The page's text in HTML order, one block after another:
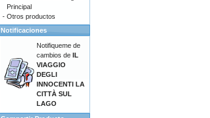
Principal
- Otros productos
Notificaciones
Notifiqueme de
cambios de IL
VIAGGIO
DEGLI
INNOCENTI LA
CITTÀ SUL
LAGO